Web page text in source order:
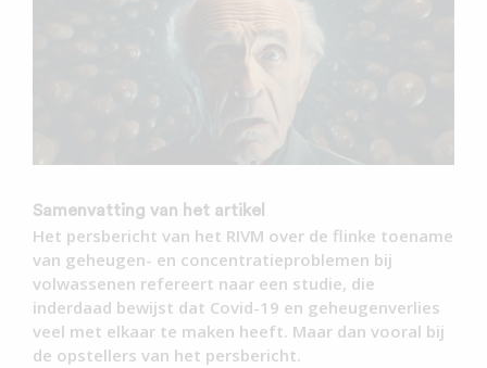
Samenvatting van het artikel
Het persbericht van het RIVM over de flinke toename
van geheugen- en concentratieproblemen bij
volwassenen refereert naar een studie, die
inderdaad bewijst dat Covid-19 en geheugenverlies
veel met elkaar te maken heeft. Maar dan vooral bij
de opstellers van het persbericht.